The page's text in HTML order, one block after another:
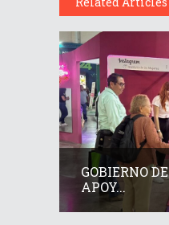
GOBIERNO
APOY...